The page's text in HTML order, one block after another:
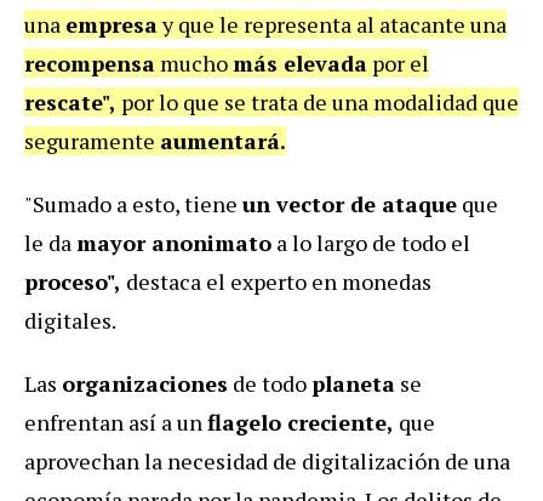
una empresay que le representa al atacante una
recompensa muchomás elevada por el
rescate", por lo que se trata de una modalidad que
seguramente aumentará.
"Sumado a esto, tiene un vector de ataque que
le da mayor anonimato a lo largo de todo el
proceso", destaca el experto en monedas
digitales.
Las organizaciones de todoplaneta se
enfrentan así a un flagelo creciente, que
aprovechan la necesidad de digitalización de una